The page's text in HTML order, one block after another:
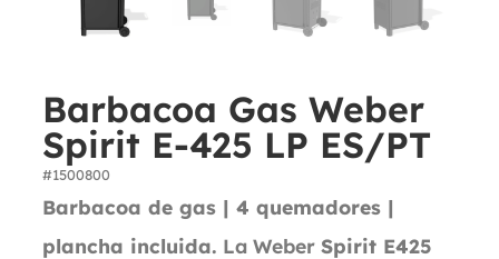
Barbacoa Gas Weber
Spirit E-425 LP ES/PT
#1500800
Barbacoa de gas | 4 quemadores |
plancha incluida. La Weber Spirit E425